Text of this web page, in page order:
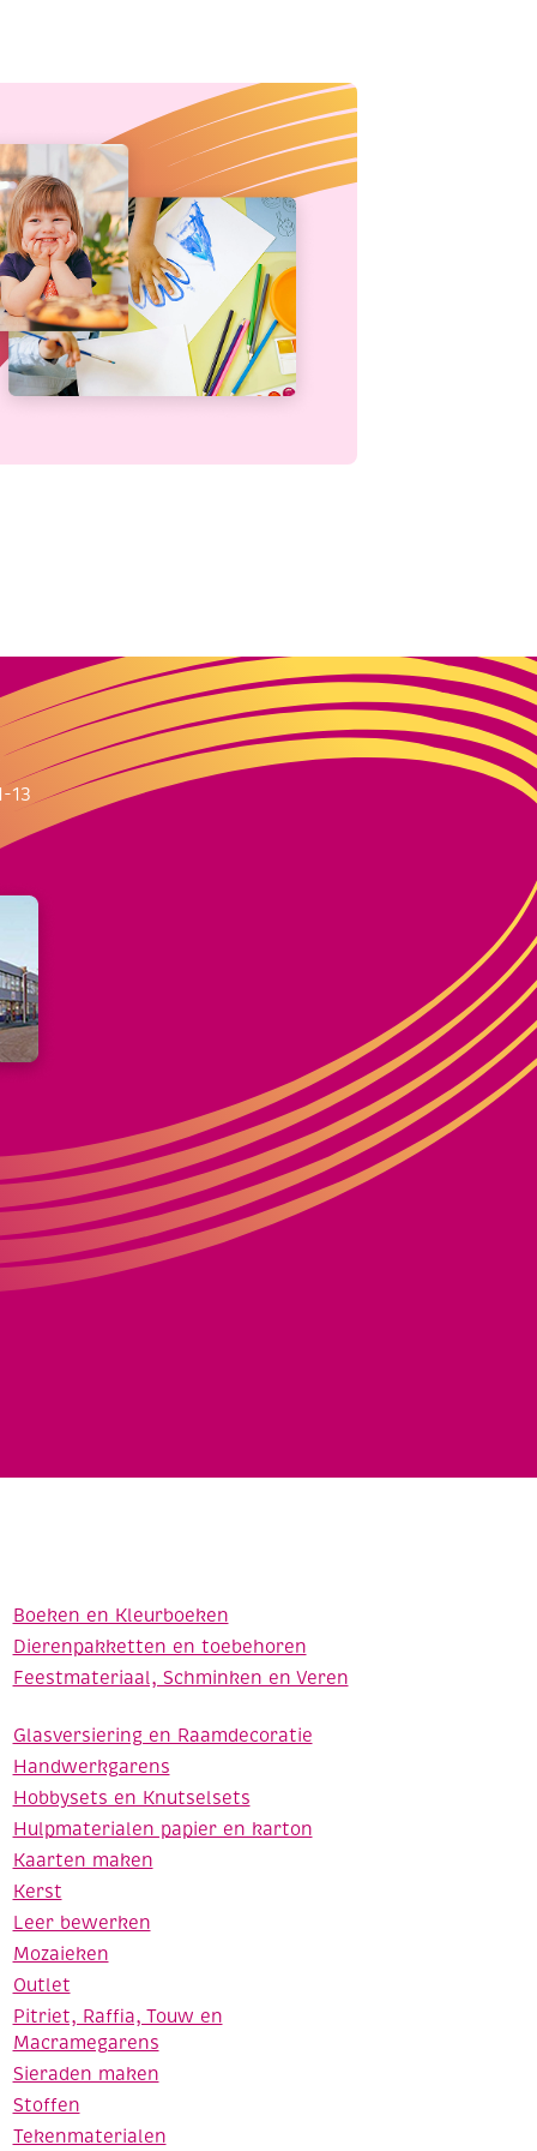
13
Boeken en Kleurboeken
Dierenpakketten en toebehoren
Feestmateriaal, Schminken en Veren
Glasversiering en Raamdecoratie
Handwerkgarens
Hobbysets en Knutselsets
Hulpmaterialen papier en karton
Kaarten maken
Kerst
Leer bewerken
Mozaieken
Outlet
Pitriet, Raffia, Touw en
Macramegarens
Sieraden maken
Stoffen
Tekenmaterialen